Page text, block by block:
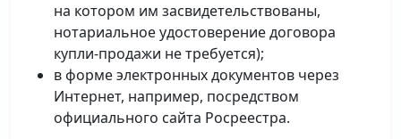
на котором им засвидетельствованы,
нотариальное удостоверение договора
купли-продажи не требуется);
в форме электронных документов через
Интернет, например, посредством
официального сайта Росреестра.